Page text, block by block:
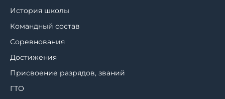
История школы
Командный состав
Соревнования
Достижения
Присвоение разрядов, званий
ГТО